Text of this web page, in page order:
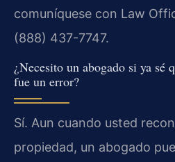
comuníquese con Law
(888) 437-7747.
¿Necesito un abogado si ya sé
fue un error?
Sí. Aun cuando usted
propiedad, un abogado